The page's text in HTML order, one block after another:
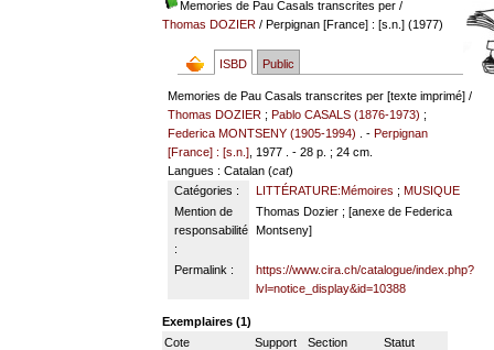
Memories de Pau Casals transcrites per/
Thomas DOZIER/ Perpignan [France] : [s.n.] (1977)
ISBD Public
Memories de Pau Casals transcrites per [texte imprimé] /
Thomas DOZIER ;Pablo CASALS (1876-1973) ;
Federica MONTSENY (1905-1994)
. -Perpignan
[France] : [s.n.] , 1977 . - 28 p. ; 24 cm.
Langues : Catalan (cat)
Catégories :
LITTÉRATURE:Mémoires ; MUSIQUE
Mention de
responsabilité
:
Thomas Dozier ; [anexe de Federica
Montseny]
Permalink :
https://www.cira.ch/catalogue/index.php?
lvl=notice_display&id=10388
Exemplaires (1)
Cote
Support Section
Statut